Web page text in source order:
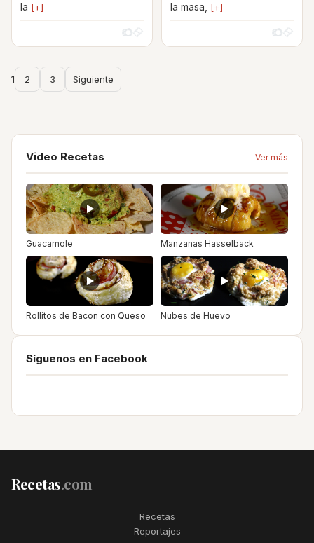
la [+]
la masa, [+]
1 2 3 Siguiente
Video Recetas Ver más
Guacamole Manzanas Hasselback
Rollitos de Bacon con Queso Nubes de Huevo
Síguenos en Facebook
Recetas.com
Recetas
Reportajes